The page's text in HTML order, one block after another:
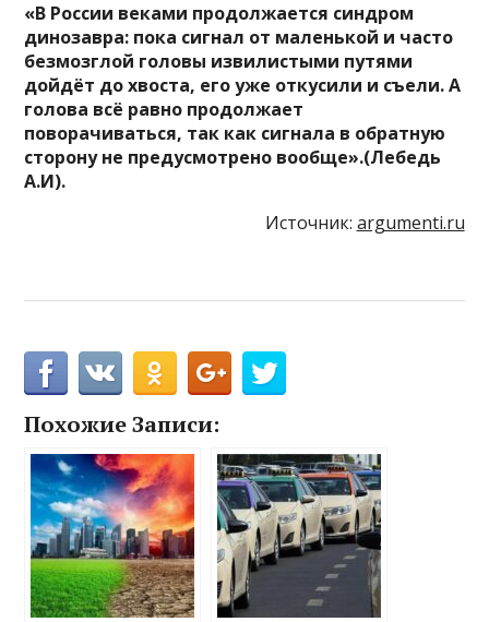
«В России веками продолжается синдром
динозавра: пока сигнал от маленькой и часто
безмозглой головы извилистыми путями
дойдёт до хвоста, его уже откусили и съели. А
голова всё равно продолжает
поворачиваться, так как сигнала в обратную
сторону не предусмотрено вообще».(Лебедь
А.И).
Источник: argumenti.ru
Похожие Записи: